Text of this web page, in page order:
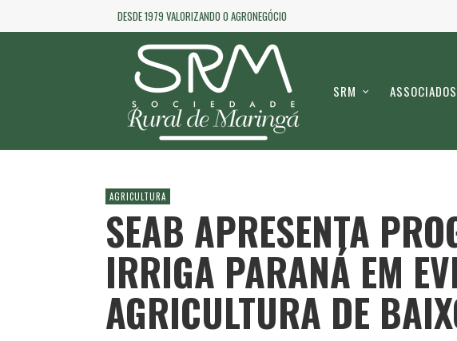
DESDE 1979 VALORIZANDO O AGRONEGÓCIO
SRM ASSOCIADOS
AGRICULTURA
SEAB APRESENTA
IRRIGA PARANÁ EM
AGRICULTURA DE